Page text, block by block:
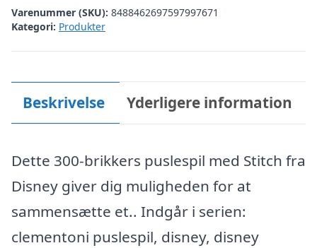
Varenummer (SKU): 8488462697597997671
Kategori: Produkter
Beskrivelse Yderligere information
Dette 300-brikkers puslespil med Stitch fra
Disney giver dig muligheden for at
sammensætte et.. Indgår i serien:
clementoni puslespil, disney, disney